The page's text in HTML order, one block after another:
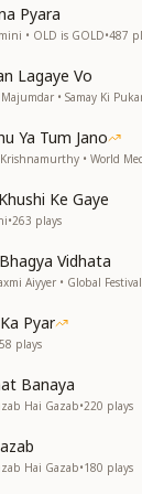
करा रहा
प्यार से हमपर बरसा
प्यार से हमपर
Pyara
• OLD is GOLD•487
Lagaye Vo
• Samay Ki
Ya Tum Jano
• World
Ke Gaye
•263 plays
Vidhata
Aiyyer • Global Festival
Pyar
plays
Banaya
Hai Gazab•220 plays
Hai Gazab•180 plays